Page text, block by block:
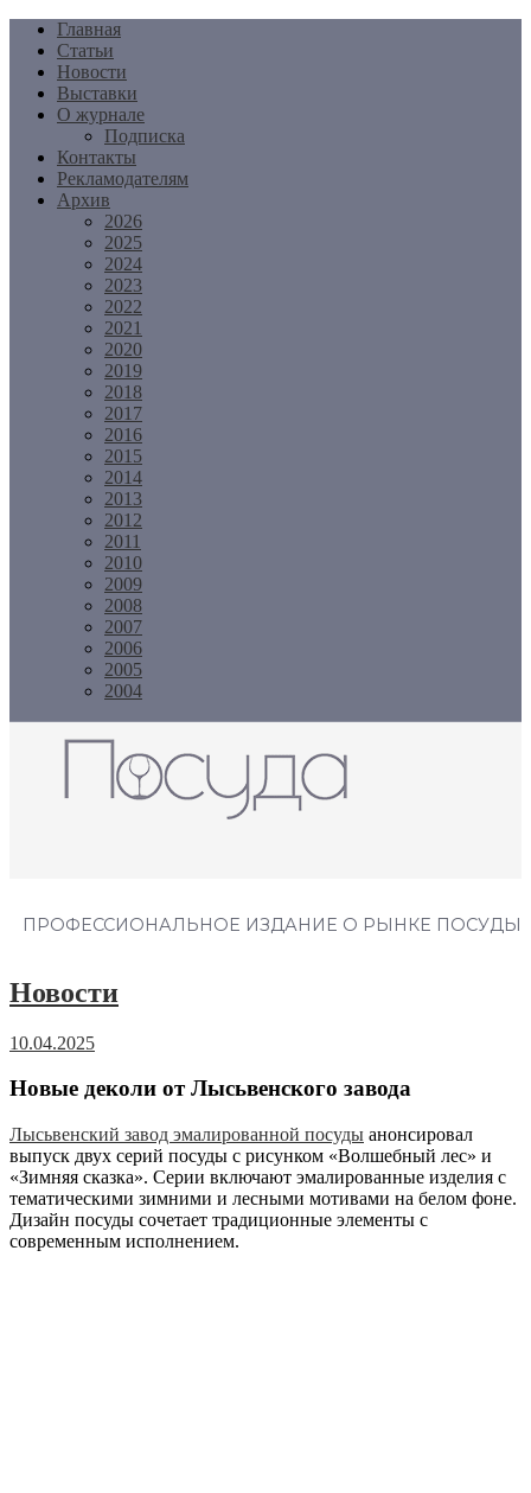
Перейти
содержимому
Главная
Статьи
Новости
Выставки
О журнале
Подписка
Контакты
Рекламодателям
Архив
2026
2025
2024
2023
2022
2021
2020
2019
2018
2017
2016
2015
2014
2013
2012
2011
2010
2009
2008
2007
2006
2005
2004
ПРОФЕССИОНАЛЬНОЕ ИЗДАНИЕ О РЫНКЕ ПОСУДЫ
Новости
10.04.2025
Новые деколи от Лысьвенского завода
Лысьвенский завод эмалированной посуды анонсировал
выпуск двух серий посуды с рисунком «Волшебный лес» и
«Зимняя сказка». Серии включают эмалированные изделия с
тематическими зимними и лесными мотивами на белом фоне.
Дизайн посуды сочетает традиционные элементы с
современным исполнением.